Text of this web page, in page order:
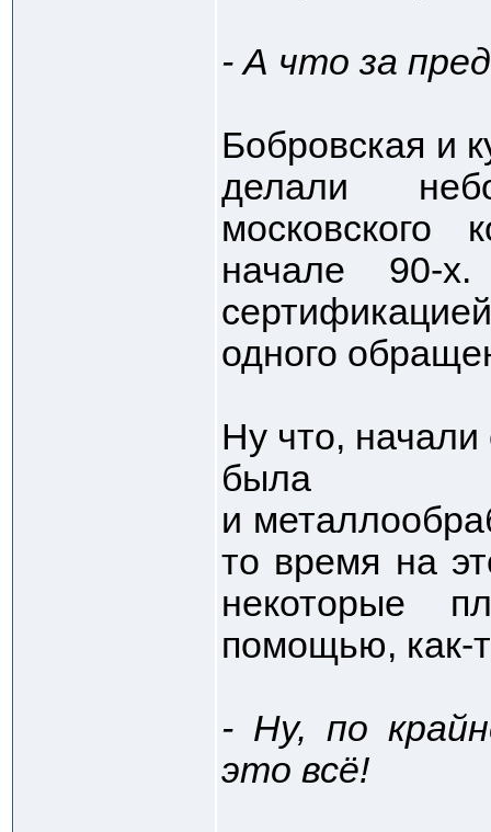
- А что за
Бобровская и
делали
начале 90-
одного
Ну что, начали
была и
и
то время на
некоторые
помощью, как-
- Ну, по
это всё!